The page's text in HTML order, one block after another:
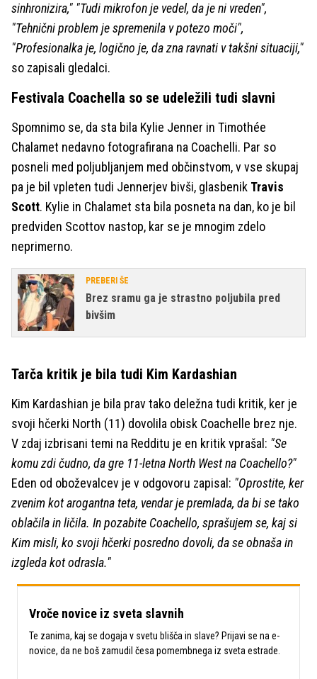
sinhronizira," "Tudi mikrofon je vedel, da je ni vreden",
"Tehnični problem je spremenila v potezo moči",
"Profesionalka je, logično je, da zna ravnati v takšni situaciji,"
so zapisali gledalci.
Festivala Coachella so se udeležili tudi slavni
Spomnimo se, da sta bila Kylie Jenner in Timothée
Chalamet nedavno fotografirana na Coachelli. Par so
posneli med poljubljanjem med občinstvom, v vse skupaj
pa je bil vpleten tudi Jennerjev bivši, glasbenik Travis
Scott. Kylie in Chalamet sta bila posneta na dan, ko je bil
predviden Scottov nastop, kar se je mnogim zdelo
neprimerno.
PREBERI ŠE
Brez sramu ga je strastno poljubila pred
bivšim
Tarča kritik je bila tudi Kim Kardashian
Kim Kardashian je bila prav tako deležna tudi kritik, ker je
svoji hčerki North (11) dovolila obisk Coachelle brez nje.
V zdaj izbrisani temi na Redditu je en kritik vprašal: "Se
komu zdi čudno, da gre 11-letna North West na Coachello?"
Eden od oboževalcev je v odgovoru zapisal: "Oprostite, ker
zvenim kot arogantna teta, vendar je premlada, da bi se tako
oblačila in ličila. In pozabite Coachello, sprašujem se, kaj si
Kim misli, ko svoji hčerki posredno dovoli, da se obnaša in
izgleda kot odrasla."
Vroče novice iz sveta slavnih
Te zanima, kaj se dogaja v svetu blišča in slave? Prijavi se na e-
novice, da ne boš zamudil česa pomembnega iz sveta estrade.